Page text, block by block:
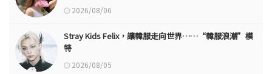
2026/08/06
Stray Kids Felix，讓韓服走向世界……“韓服浪潮”模
特
2026/08/05